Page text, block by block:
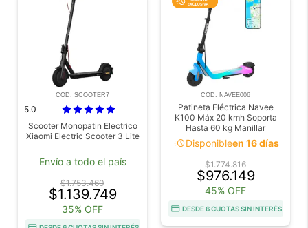
COD. SCOOTER7
5.0
Scooter Monopatin Electrico
Xiaomi Electric Scooter 3 Lite
Envío a todo el país
$1.753.460
$1.139.749
35% OFF
COD. NAVEE006
Patineta Eléctrica Navee
K100 Máx 20 kmh Soporta
Hasta 60 kg Manillar
Ajustable
acuteDisponibleen 16 días
$1.774.816
$976.149
45% OFF
DESDE 6 CUOTAS SIN INTERÉS